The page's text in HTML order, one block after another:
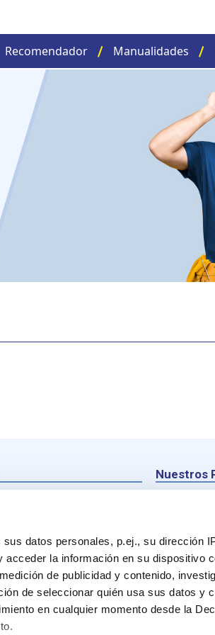
sus datos personales, p.ej., su dirección
la información en su dispositivo
de publicidad y contenido,
de seleccionar quién usa sus datos y
en cualquier momento desde la
Recomendador Manualidades
Bricolaje
Nuestros